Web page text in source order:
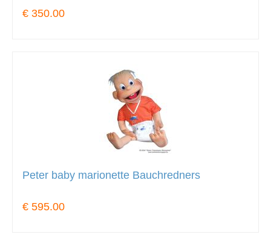
€ 350.00
Peter baby marionette Bauchredners
€ 595.00